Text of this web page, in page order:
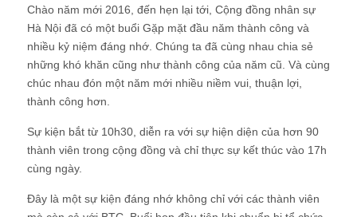
Chào năm mới 2016, đến hẹn lại tới, Cộng đồng nhân sự
Hà Nội đã có một buổi Gặp mặt đầu năm thành công và
nhiều kỷ niệm đáng nhớ. Chúng ta đã cùng nhau chia sẻ
những khó khăn cũng như thành công của năm cũ. Và cùng
chúc nhau đón một năm mới nhiều niềm vui, thuận lợi,
thành công hơn.
Sự kiện bắt từ 10h30, diễn ra với sự hiện diện của hơn 90
thành viên trong cộng đồng và chỉ thực sự kết thúc vào 17h
cùng ngày.
Đây là một sự kiện đáng nhớ không chỉ với các thành viên